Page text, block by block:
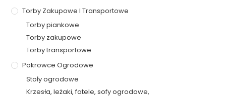
Torby Zakupowe I Transportowe
Torby piankowe
Torby zakupowe
Torby transportowe
Pokrowce Ogrodowe
Stoły ogrodowe
Krzesła, leżaki, fotele, sofy ogrodowe,